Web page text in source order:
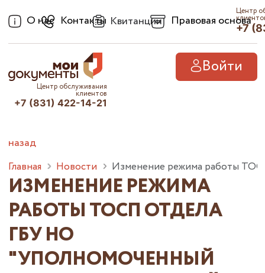
О нас Контакты Квитанции Правовая основа
Центр
+7
Войти
Центр обслуживания
клиентов
+7 (831) 422-14-21
назад
Главная Новости Изменение режима работы
ИЗМЕНЕНИЕ РЕЖИМА
РАБОТЫ ТОСП ОТДЕЛА
ГБУ НО
"УПОЛНОМОЧЕННЫЙ